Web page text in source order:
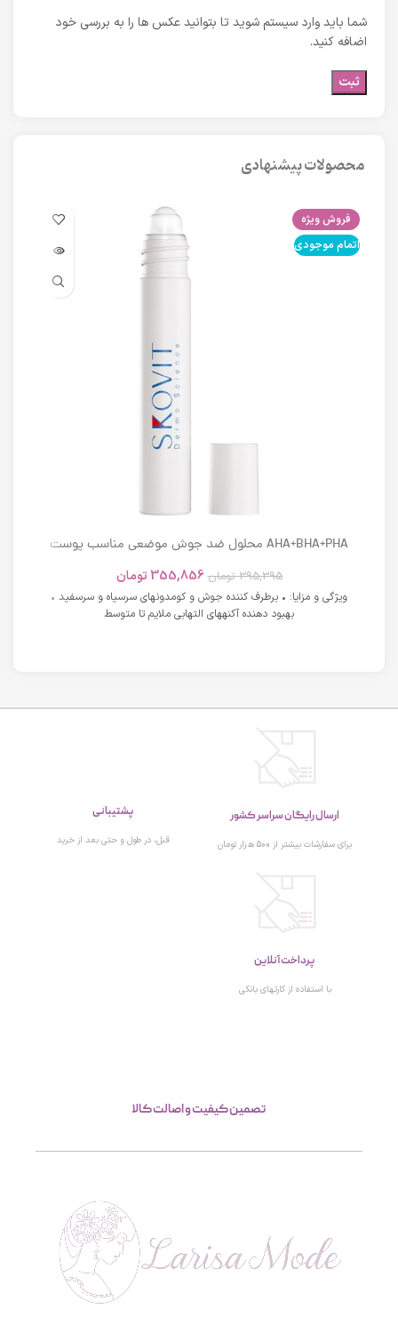
شما باید وارد سیستم شوید تا بتوانید عکس ها را به بررسی خود
اضافه کنید.
محصولات پیشنهادی
فروش ویژه
اتمام موجودی
AHA+BHA+PHA محلول ضد جوش موضعی مناسب پوست
395,395 تومان 355,856 تومان
ویژگی و مزایا: • برطرف کننده جوش و کومدونهای سرسیاه و سرسفید •
بهبود دهنده آکنههای التهابی ملایم تا متوسط
ارسال رایگان سراسر کشور
برای سفارشات بیشتر از 500 هزار تومان
پشتیبانی
قبل، در طول و حتی بعد از خرید
پرداخت آنلاین
با استفاده از کارتهای بانکی
تصمین کیفیت و اصالت کالا